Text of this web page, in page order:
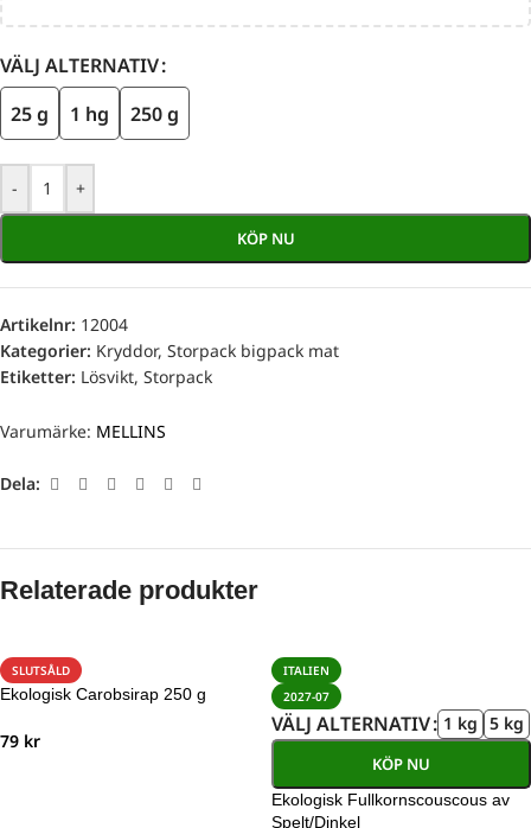
VÄLJ ALTERNATIV
25 g
1 hg 250 g
- +
KÖP NU
Artikelnr: 12004
Kategorier: Kryddor, Storpack bigpack mat
Etiketter: Lösvikt, Storpack
Varumärke: MELLINS
Dela:
Relaterade produkter
SLUTSÅLD
Ekologisk Carobsirap 250 g
79 kr
ITALIEN
2027-07
VÄLJ ALTERNATIV 1 kg 5 kg
KÖP NU
Ekologisk Fullkornscouscous av
Spelt/Dinkel